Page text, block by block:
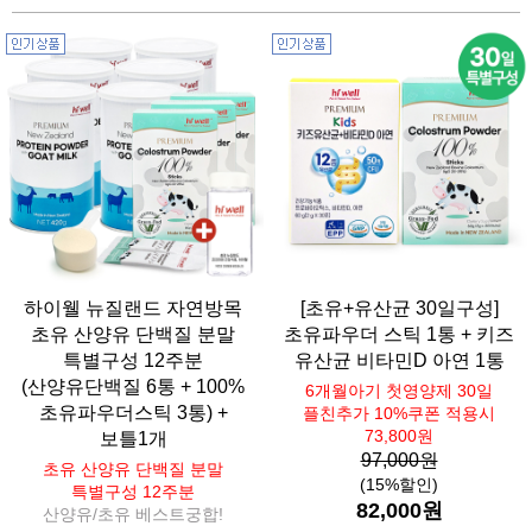
하이웰 뉴질랜드 자연방목
초유 산양유 단백질 분말
특별구성 12주분
(산양유단백질 6통 + 100%
초유파우더스틱 3통) +
보틀1개
초유 산양유 단백질 분말
특별구성 12주분
산양유/초유 베스트궁합!
[초유+유산균 30일구성]
초유파우더 스틱 1통 + 키즈
유산균 비타민D 아연 1통
6개월아기 첫영양제 30일
플친추가 10%쿠폰 적용시
73,800원
97,000원
(15%할인)
82,000원